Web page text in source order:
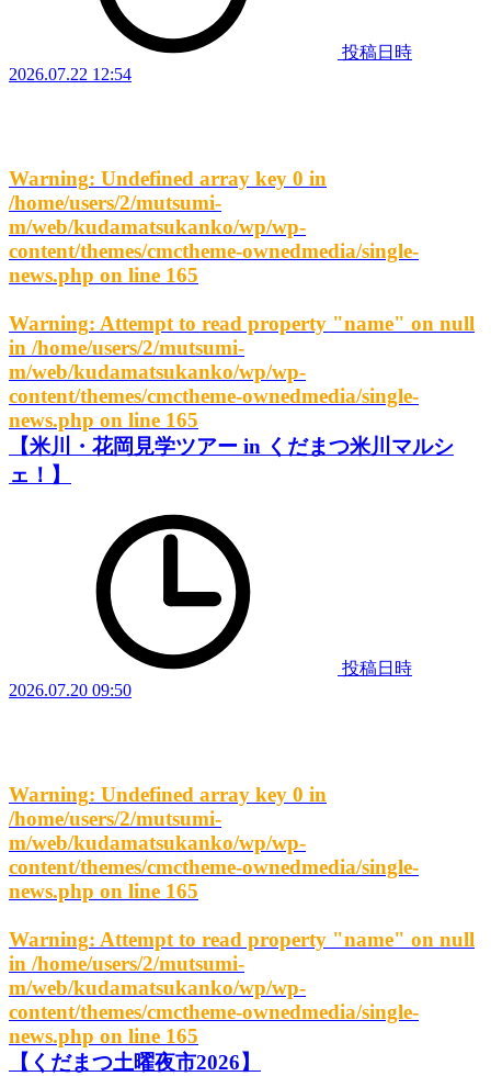
投稿日時
2026.07.22 12:54
Warning: Undefined array key 0 in
/home/users/2/mutsumi-
m/web/kudamatsukanko/wp/wp-
content/themes/cmctheme-ownedmedia/single-
news.php on line 165
Warning: Attempt to read property "name" on null
in /home/users/2/mutsumi-
m/web/kudamatsukanko/wp/wp-
content/themes/cmctheme-ownedmedia/single-
news.php on line 165
【米川・花岡見学ツアー in くだまつ米川マルシ
ェ！】
投稿日時
2026.07.20 09:50
Warning: Undefined array key 0 in
/home/users/2/mutsumi-
m/web/kudamatsukanko/wp/wp-
content/themes/cmctheme-ownedmedia/single-
news.php on line 165
Warning: Attempt to read property "name" on null
in /home/users/2/mutsumi-
m/web/kudamatsukanko/wp/wp-
content/themes/cmctheme-ownedmedia/single-
news.php on line 165
【くだまつ土曜夜市2026】